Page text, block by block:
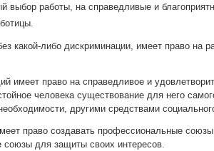
выбор работы, на справедливые и
какой-либо дискриминации, имеет право на
имеет право на справедливое и
человека существование для него
другими средствами
право создавать профессиональные
союзы для защиты своих интересов.